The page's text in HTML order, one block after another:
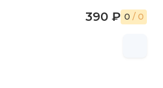
390 ₽ 0 / 0